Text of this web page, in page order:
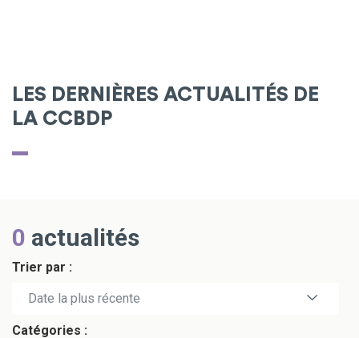
LES DERNIÈRES ACTUALITÉS DE
LA CCBDP
0 actualités
Trier par :
Date la plus récente
Date la plus ancienne
Catégories :